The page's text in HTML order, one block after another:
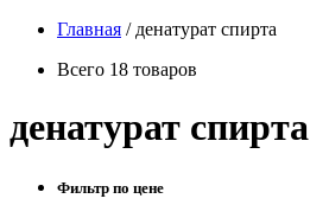
Главная / денатурат спирта
Всего 18 товаров
денатурат спирта
Фильтр по цене